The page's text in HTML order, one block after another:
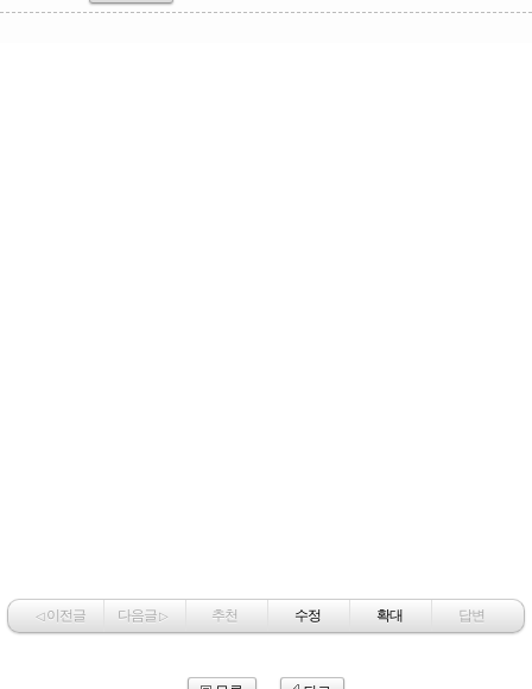
◁이전글 다음글▷ 추천 수정 확대 답변